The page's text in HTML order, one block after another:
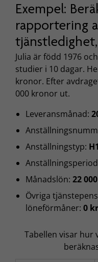
Exempel:
rapportering
Julia är född 1976
studier i 10 dagar.
kronor. Efter
000 kronor ut.
Leveransmånad:
Anställningstyp: H1
Månadslön: 22
Övriga
löneförmåner: 0
Tabellen visar hur